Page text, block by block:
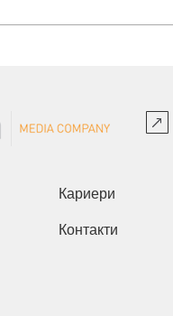
Кариери
Контакти